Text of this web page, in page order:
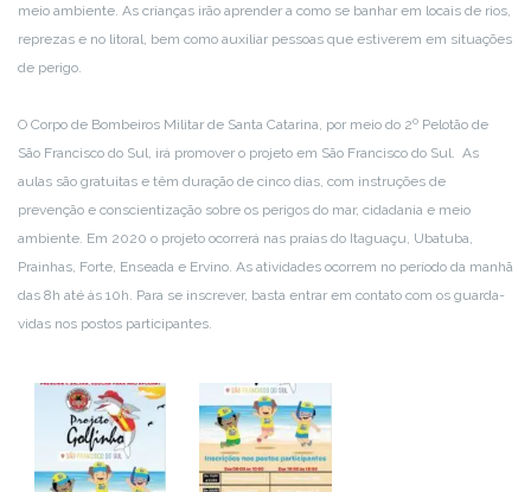
meio ambiente. As crianças irão aprender a como se banhar em locais de rios,
reprezas e no litoral, bem como auxiliar pessoas que estiverem em situações
de perigo.
O Corpo de Bombeiros Militar de Santa Catarina, por meio do 2º Pelotão de
São Francisco do Sul, irá promover o projeto em São Francisco do Sul. As
aulas são gratuitas e têm duração de cinco dias, com instruções de
prevenção e conscientização sobre os perigos do mar, cidadania e meio
ambiente. Em 2020 o projeto ocorrerá nas praias do Itaguaçu, Ubatuba,
Prainhas, Forte, Enseada e Ervino. As atividades ocorrem no período da manhã
das 8h até às 10h. Para se inscrever, basta entrar em contato com os guarda-
vidas nos postos participantes.